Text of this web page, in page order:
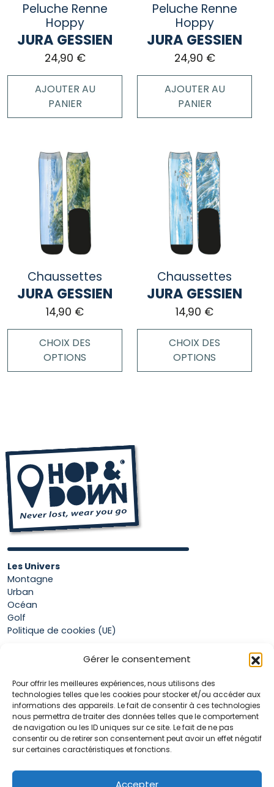
Gérer le consentement
Pour offrir les meilleures expériences, nous utilisons des
technologies telles que les cookies pour stocker et/ou accéder aux
informations des appareils. Le fait de consentir à ces technologies
nous permettra de traiter des données telles que le comportement
de navigation ou les ID uniques sur ce site. Le fait de ne pas
consentir ou de retirer son consentement peut avoir un effet négatif
sur certaines caractéristiques et fonctions.
Accepter
Peluche Renne
Hoppy
JURA GESSIEN
24,90 €
AJOUTER AU
PANIER
Peluche Renne
Hoppy
JURA GESSIEN
24,90 €
AJOUTER AU
PANIER
Chaussettes
JURA GESSIEN
14,90 €
CHOIX DES
OPTIONS
variations.
Les
options
peuvent
être
choisies
sur
la
page
du
produit
Chaussettes
JURA GESSIEN
14,90 €
CHOIX DES
OPTIONS
variations.
peuvent
être
choisies
la
Les Univers
Montagne
Urban
Océan
Golf
Politique de cookies (UE)
Mon compte
Panier
Conditions générales de vente
La marque Hop & Down